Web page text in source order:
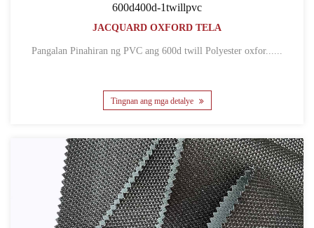
600d400d-1twillpvc
JACQUARD OXFORD TELA
Pangalan Pinahiran ng PVC ang 600d twill Polyester oxfor......
Tingnan ang mga detalye